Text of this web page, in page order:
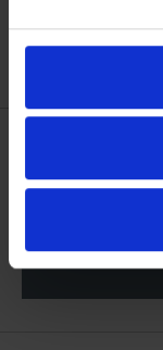
registrados